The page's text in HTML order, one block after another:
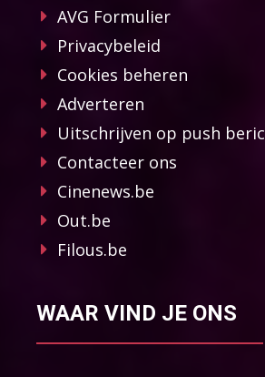
AVG Formulier
Privacybeleid
Cookies beheren
Adverteren
Uitschrijven op push
Contacteer ons
Cinenews.be
Out.be
Filous.be
WAAR VIND JE ONS